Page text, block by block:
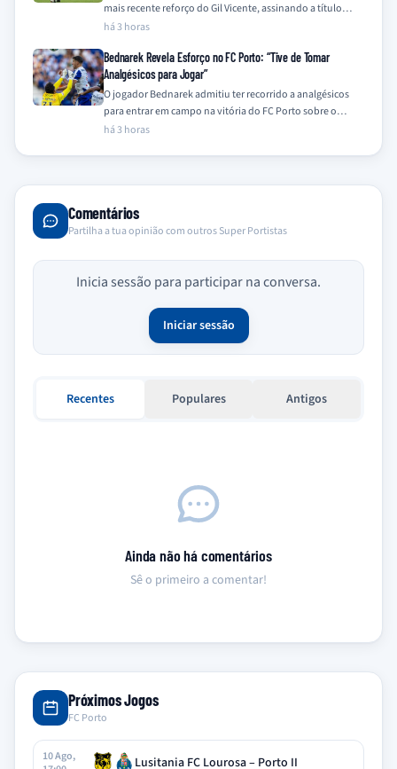
mais recente reforço do Gil Vicente, assinando a título
definitivo após quatro…
há 3 horas
Bednarek Revela Esforço no FC Porto: “Tive de Tomar
Analgésicos para Jogar”
O jogador Bednarek admitiu ter recorrido a analgésicos
para entrar em campo na vitória do FC Porto sobre o
Alverca, confessando que…
há 3 horas
Comentários
Partilha a tua opinião com outros Super Portistas
Inicia sessão para participar na conversa.
Iniciar sessão
Recentes Populares Antigos
Ainda não há comentários
Sê o primeiro a comentar!
Próximos Jogos
FC Porto
10 Ago,
Lusitania FC Lourosa – Porto II